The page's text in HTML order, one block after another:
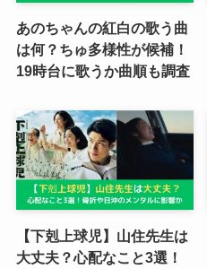
あのちゃんの紅白の歌う曲
は何？ちゅ多様性が候補！
19時台に歌うか曲順も調査
【下剋上球児】山住先生は
大丈夫？心配なこと3選！